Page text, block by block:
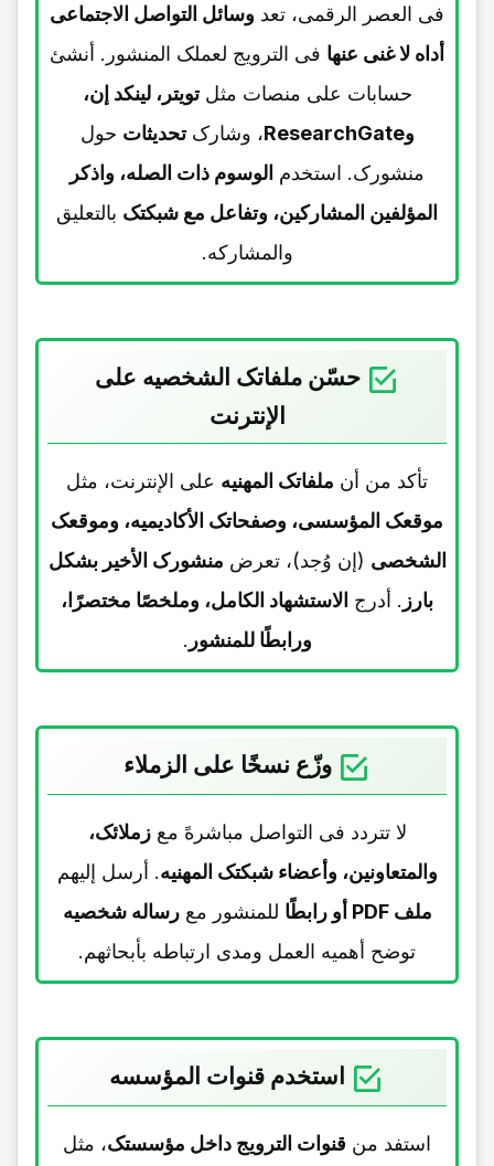
فی العصر الرقمی، تعد وسائل التواصل الاجتماعی
أداه لا غنى عنها فی الترویج لعملک المنشور. أنشئ
حسابات على منصات مثلتویتر، لینکد إن،
وResearchGate
، وشارکتحدیثات حول
منشورک. استخدم الوسوم ذات الصله، واذکر
المؤلفین المشارکین، وتفاعل مع شبکتک بالتعلیق
والمشارکه.
حسّن ملفاتک الشخصیه على
الإنترنت
تأکد من أن ملفاتک المهنیه على الإنترنت، مثل
موقعک المؤسسی، وصفحاتک الأکادیمیه، وموقعک
الشخصی (إن وُجد)، تعرض منشورک الأخیر بشکل
بارز . أدرج الاستشهاد الکامل، وملخصًا مختصرًا،
ورابطًا للمنشور .
وزّع نسخًا على الزملاء
لا تتردد فی التواصل مباشرهً معزملائک،
والمتعاونین، وأعضاء شبکتک المهنیه. أرسل إلیهم
ملف PDF أو رابطًا
للمنشور معرساله شخصیه
توضح أهمیه العمل ومدى ارتباطه بأبحاثهم.
استخدم قنوات المؤسسه
استفد من قنوات الترویج داخل مؤسستک، مثل